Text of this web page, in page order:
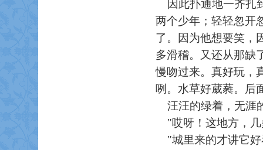
因此扑通地一齐扎
两个少年；轻轻忽开
了。因为他想要笑，
多滑稽。又还从那缺
慢吻过来。真好玩，
咧。水草好葳蕤。后
汪汪的绿着，无涯
"哎呀！这地方，几
"城里来的才讲它好